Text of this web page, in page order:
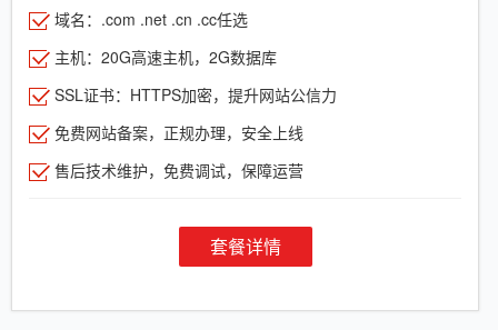
域名：.com .net .cn .cc任选
主机：20G高速主机，2G数据库
SSL证书：HTTPS加密，提升网站公信力
免费网站备案，正规办理，安全上线
售后技术维护，免费调试，保障运营
套餐详情